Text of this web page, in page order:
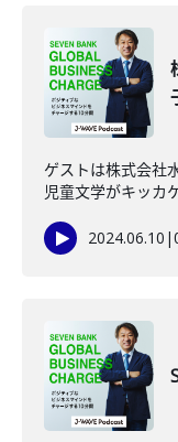
ゲストは株式会社
児童文学がキッカ
2024.06.10 |